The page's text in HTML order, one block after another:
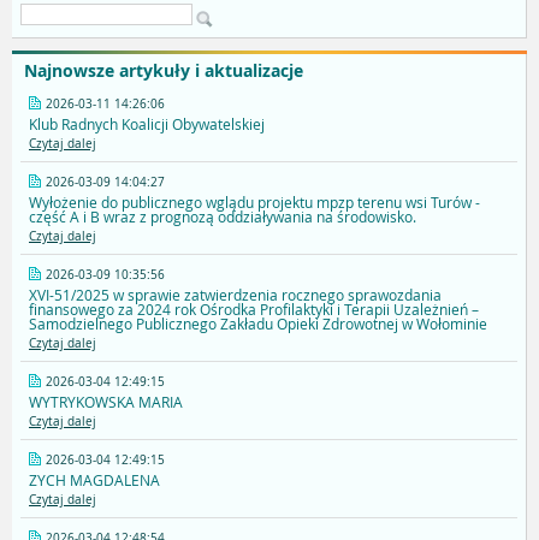
Najnowsze artykuły i aktualizacje
2026-03-11 14:26:06
Klub Radnych Koalicji Obywatelskiej
Czytaj dalej
2026-03-09 14:04:27
Wyłożenie do publicznego wglądu projektu mpzp terenu wsi Turów -
część A i B wraz z prognozą oddziaływania na środowisko.
Czytaj dalej
2026-03-09 10:35:56
XVI-51/2025 w sprawie zatwierdzenia rocznego sprawozdania
finansowego za 2024 rok Ośrodka Profilaktyki i Terapii Uzależnień –
Samodzielnego Publicznego Zakładu Opieki Zdrowotnej w Wołominie
Czytaj dalej
2026-03-04 12:49:15
WYTRYKOWSKA MARIA
Czytaj dalej
2026-03-04 12:49:15
ZYCH MAGDALENA
Czytaj dalej